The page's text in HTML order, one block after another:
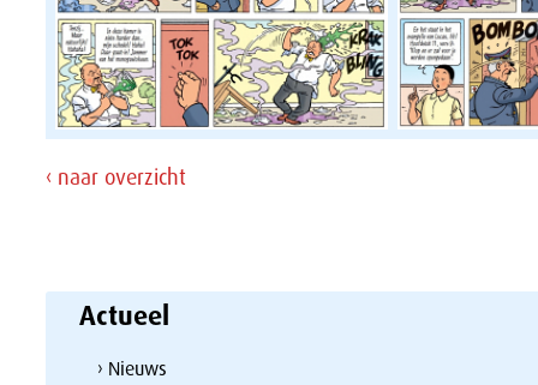
‹ naar overzicht
Actueel
› Nieuws